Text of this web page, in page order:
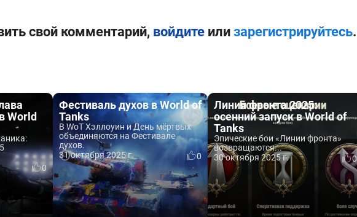
свой комментарий, войдитеили зарегистрируйтесь.
World
0
Фестиваль духов в World of
Tanks
В WoT Хэллоуин и День мёртвых
объединяются на Фестивале
духов.
31 октября 2025 г.
0
Линия фронта 2025:
осенний запуск в World of
Tanks
Эпические бои «Линии фронта»
возвращаются...
30 октября 2025 г.
0